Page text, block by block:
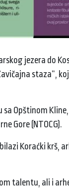
jezera do
staza“,
sa Opštinom
Gore (NTOCG).
Koraćki krš,
talentu, ali i